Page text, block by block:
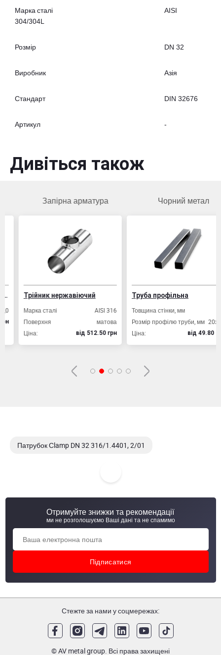
Марка сталі
AISI
304/304L
Розмір DN 32
Виробник Азія
Стандарт DIN 32676
Артикул -
Дивіться також
Запірна арматура
Трійник нержавіючий
Марка сталі
AISI 316
Поверхня
матова
Ціна:
вiд 512.50 грн
Чорний метал
Труба профільна
Товщина стінки, мм
Розмір профілю труби, мм 20х20
Ціна:
вiд 49.80 грн
Патрубок Сlamp DN 32 316/1.4401, 2/01
Патрубок Сlamp DN 25 AISI 304/304L, AWH, 10508 000 025
21, matt
Отримуйте знижки та рекомендації
ми не розголошуємо Ваші дані та не спамимо
Стежте за нами у соцмережах:
© AV metal group. Всі права захищені